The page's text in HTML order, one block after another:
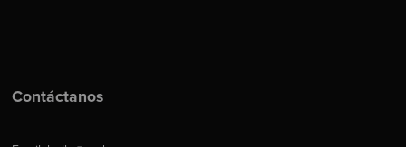
Contáctanos